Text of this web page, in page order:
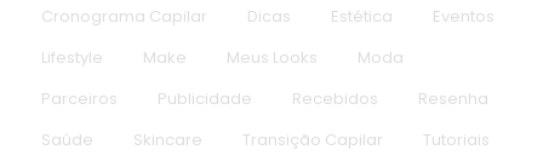
Cronograma Capilar
Dicas Estética
Eventos
Lifestyle
Make Meus Looks
Moda
Parceiros
Publicidade Recebidos
Resenha
Saúde
Skincare Transição Capilar
Tutoriais